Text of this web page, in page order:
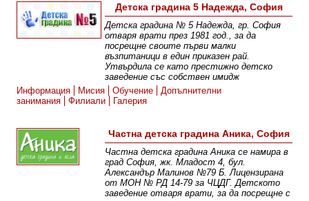
Детска градина 5 Надежда, София
Детска градина № 5 Надежда, гр. София
отваря врати през 1981 год., за да
посрещне своите първи малки
възпитаници в един приказен рай.
Утвърдила се като престижно детско
заведение със собствен имидж
Информация
Мисия Обучение
Допълнителни
занимания
Филиали Галерия
Частна детска градина Аника, София
Частна детска градина Аника се намира в
град София, жк. Младост 4, бул.
Александър Малинов №79 Б. Лицензирана
от МОН № РД 14-79 за ЧЦДГ. Детското
заведение отваря врати, за да посрещне с